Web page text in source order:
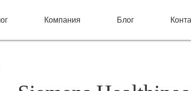
Компания Блог